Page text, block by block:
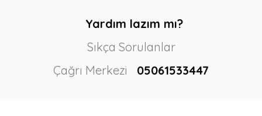
Yardım lazım mı?
Sıkça Sorulanlar
Çağrı Merkezi
05061533447